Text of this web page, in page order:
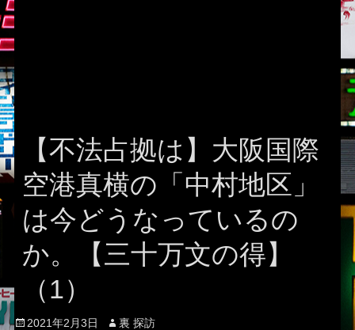
【不法占拠は】大阪国際
空港真横の「中村地区」
は今どうなっているの
か。【三十万文の得】
（1）
Posted
2021年2月3日 Author
裏 探訪